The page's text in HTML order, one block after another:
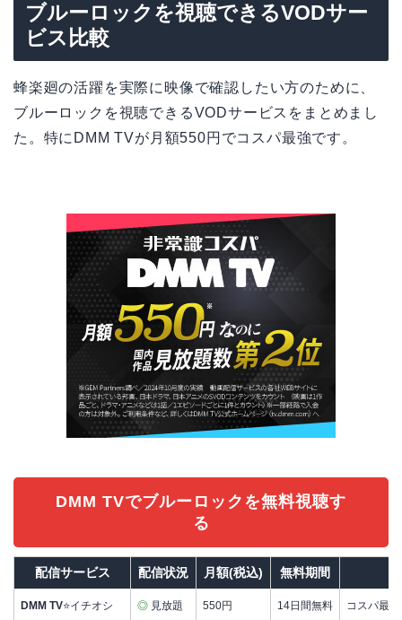
ブルーロックを視聴できるVODサー
ビス比較
蜂楽廻の活躍を実際に映像で確認したい方のために、
ブルーロックを視聴できるVODサービスをまとめまし
た。特にDMM TVが月額550円でコスパ最強です。
DMM TVでブルーロックを無料視聴す
る
配信サービス 配信状況 月額(税込) 無料期間
DMM TV⭐イチオシ ◎ 見放題 550円 14日間無料 コスパ最